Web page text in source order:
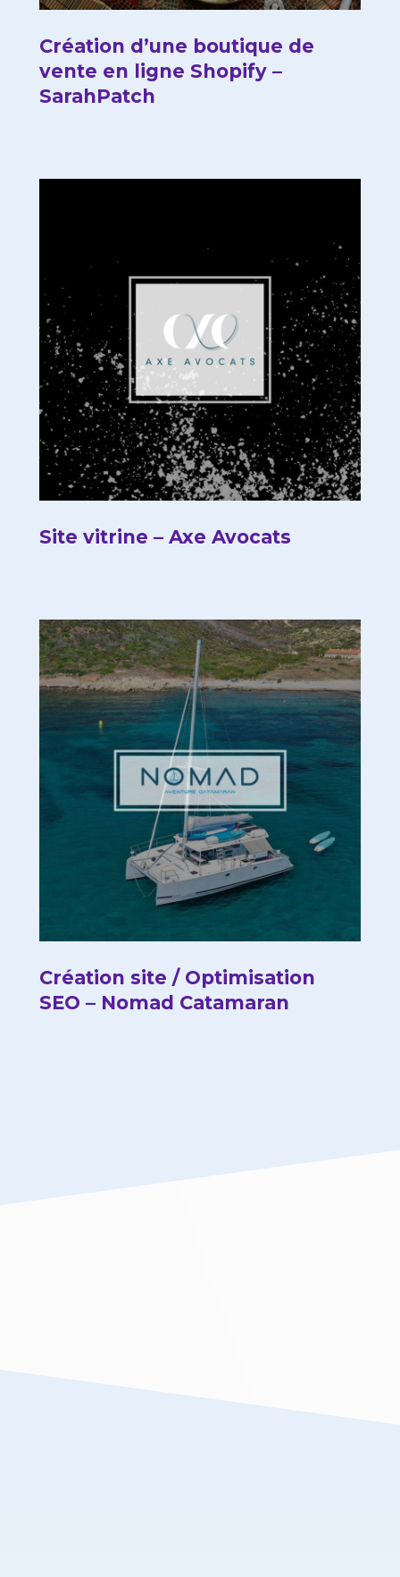
Création d’une boutique de
vente en ligne Shopify –
SarahPatch
Site vitrine – Axe Avocats
Création site / Optimisation
SEO – Nomad Catamaran